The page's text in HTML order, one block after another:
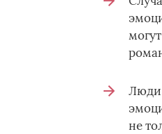
Люди
не